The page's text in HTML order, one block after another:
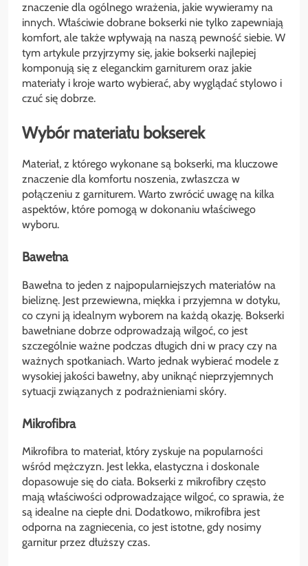
znaczenie dla ogólnego wrażenia, jakie wywieramy na
innych. Właściwie dobrane bokserki nie tylko zapewniają
komfort, ale także wpływają na naszą pewność siebie. W
tym artykule przyjrzymy się, jakie bokserki najlepiej
komponują się z eleganckim garniturem oraz jakie
materiały i kroje warto wybierać, aby wyglądać stylowo i
czuć się dobrze.
Wybór materiału bokserek
Materiał, z którego wykonane są bokserki, ma kluczowe
znaczenie dla komfortu noszenia, zwłaszcza w
połączeniu z garniturem. Warto zwrócić uwagę na kilka
aspektów, które pomogą w dokonaniu właściwego
wyboru.
Bawełna
Bawełna to jeden z najpopularniejszych materiałów na
bieliznę. Jest przewiewna, miękka i przyjemna w dotyku,
co czyni ją idealnym wyborem na każdą okazję. Bokserki
bawełniane dobrze odprowadzają wilgoć, co jest
szczególnie ważne podczas długich dni w pracy czy na
ważnych spotkaniach. Warto jednak wybierać modele z
wysokiej jakości bawełny, aby uniknąć nieprzyjemnych
sytuacji związanych z podrażnieniami skóry.
Mikrofibra
Mikrofibra to materiał, który zyskuje na popularności
wśród mężczyzn. Jest lekka, elastyczna i doskonale
dopasowuje się do ciała. Bokserki z mikrofibry często
mają właściwości odprowadzające wilgoć, co sprawia, że
są idealne na ciepłe dni. Dodatkowo, mikrofibra jest
odporna na zagniecenia, co jest istotne, gdy nosimy
garnitur przez dłuższy czas.